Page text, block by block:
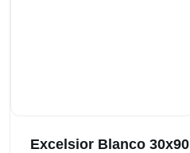
Excelsior Blanco 30x90